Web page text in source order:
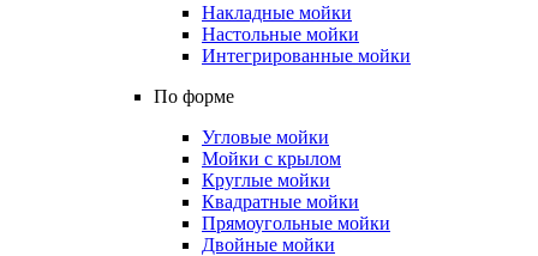
Накладные мойки
Настольные мойки
Интегрированные мойки
По форме
Угловые мойки
Мойки с крылом
Круглые мойки
Квадратные мойки
Прямоугольные мойки
Двойные мойки